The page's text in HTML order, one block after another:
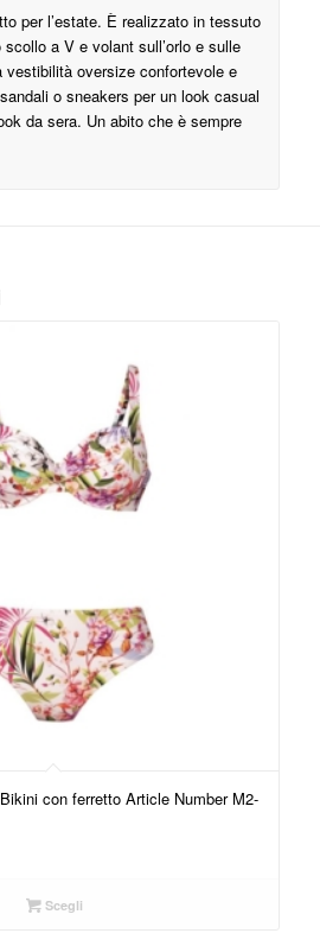
per l’estate. È realizzato in tessuto
a V e volant sull’orlo e sulle
vestibilità oversize confortevole e
o sneakers per un look casual
da sera. Un abito che è sempre
con ferretto Article Number M2-
Scegli